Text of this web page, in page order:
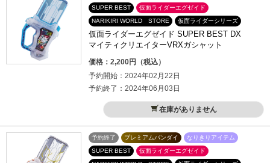
SUPER BEST
仮面ライダーエグゼイド
NARIKIRI WORLD STORE
仮面ライダーシリーズ
仮面ライダーエグゼイド SUPER BEST DX
マイティクリエイターVRXガシャット
価格：2,200円（税込）
予約開始：2024年02月22日
予約終了：2024年06月03日
在庫がありません
予約終了 プレミアムバンダイ
なりきりアイテム
SUPER BEST
仮面ライダーエグゼイド